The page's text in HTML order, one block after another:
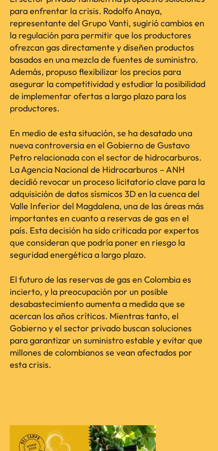
para enfrentar la crisis. Rodolfo Anaya,
representante del Grupo Vanti, sugirió cambios en
la regulación para permitir que los productores
ofrezcan gas directamente y diseñen productos
basados en una mezcla de fuentes de suministro.
Además, propuso flexibilizar los precios para
asegurar la competitividad y estudiar la posibilidad
de implementar ofertas a largo plazo para los
productores.
En medio de esta situación, se ha desatado una
nueva controversia en el Gobierno de Gustavo
Petro relacionada con el sector de hidrocarburos.
La Agencia Nacional de Hidrocarburos – ANH
decidió revocar un proceso licitatorio clave para la
adquisición de datos sísmicos 3D en la cuenca del
Valle Inferior del Magdalena, una de las áreas más
importantes en cuanto a reservas de gas en el
país. Esta decisión ha sido criticada por expertos
que consideran que podría poner en riesgo la
seguridad energética a largo plazo.
El futuro de las reservas de gas en Colombia es
incierto, y la preocupación por un posible
desabastecimiento aumenta a medida que se
acercan los años críticos. Mientras tanto, el
Gobierno y el sector privado buscan soluciones
para garantizar un suministro estable y evitar que
millones de colombianos se vean afectados por
esta crisis.